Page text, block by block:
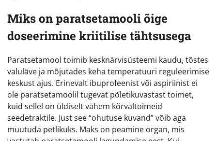
Miks on paratsetamooli õige
doseerimine kriitilise tähtsusega
Paratsetamool toimib kesknärvisüsteemi kaudu, tõstes
valuläve ja mõjutades keha temperatuuri reguleerimise
keskust ajus. Erinevalt ibuprofeenist või aspiriinist ei
ole paratsetamoolil tugevat põletikuvastast toimet,
kuid sellel on üldiselt vähem kõrvaltoimeid
seedetraktile. Just see “ohutuse kuvand” võib aga
muutuda petlikuks. Maks on peamine organ, mis